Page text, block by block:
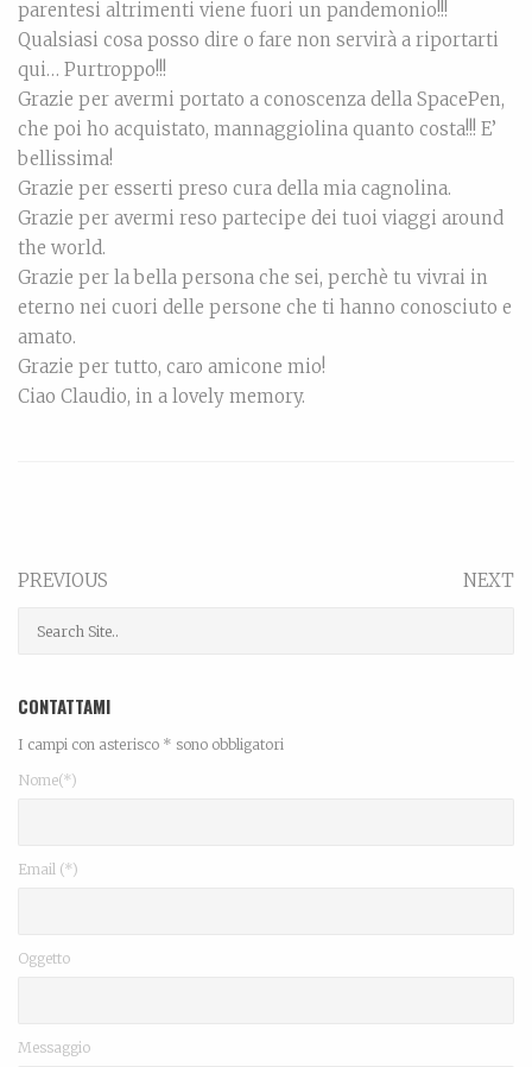
parentesi altrimenti viene fuori un pandemonio!!!
Qualsiasi cosa posso dire o fare non servirà a riportarti
qui… Purtroppo!!!
Grazie per avermi portato a conoscenza della SpacePen,
che poi ho acquistato, mannaggiolina quanto costa!!! E’
bellissima!
Grazie per esserti preso cura della mia cagnolina.
Grazie per avermi reso partecipe dei tuoi viaggi around
the world.
Grazie per la bella persona che sei, perchè tu vivrai in
eterno nei cuori delle persone che ti hanno conosciuto e
amato.
Grazie per tutto, caro amicone mio!
Ciao Claudio, in a lovely memory.
PREVIOUS NEXT
CONTATTAMI
I campi con asterisco * sono obbligatori
Nome(*)
Email (*)
Oggetto
Messaggio